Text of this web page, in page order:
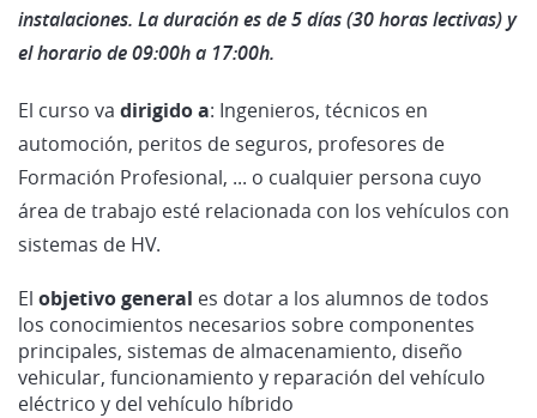
instalaciones. La duración es de 5 días (30 horas lectivas) y
el horario de 09:00h a 17:00h.
El curso va dirigido a: Ingenieros, técnicos en
automoción, peritos de seguros, profesores de
Formación Profesional, ... o cualquier persona cuyo
área de trabajo esté relacionada con los vehículos con
sistemas de HV.
El objetivo general es dotar a los alumnos de todos
los conocimientos necesarios sobre componentes
principales, sistemas de almacenamiento, diseño
vehicular, funcionamiento y reparación del vehículo
eléctrico y del vehículo híbrido